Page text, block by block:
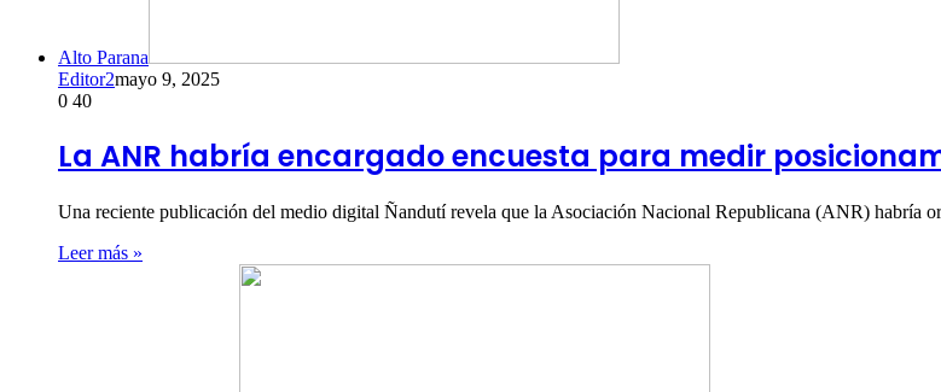
Alto Parana
Editor2mayo 9, 2025
0 40
La ANR habría encargado encuesta para medir
Una reciente publicación del medio digital Ñandutí revela que la Asociación Nacional Republicana (ANR) habría
Leer más »